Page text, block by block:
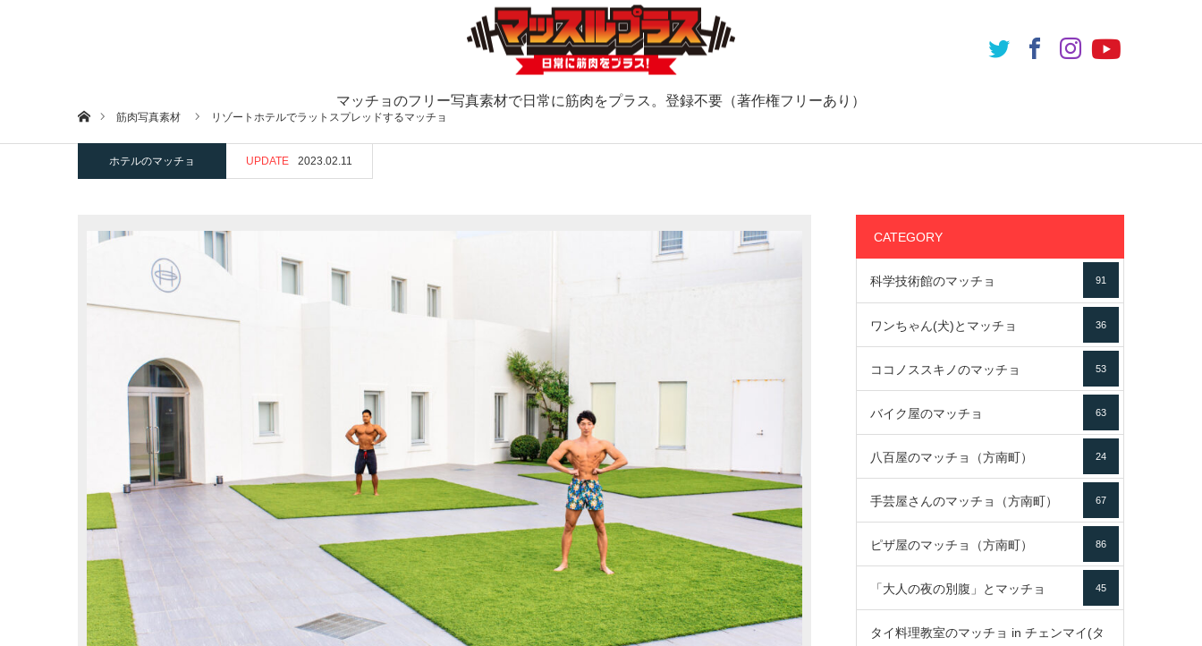
マッチョのフリー写真素材で日常に筋肉をプラス。登録不要（著作権フリーあり）
ホーム筋肉写真素材 リゾートホテルでラットスプレッドするマッチョ
ホテルのマッチョ UPDATE 2023.02.11
CATEGORY
科学技術館のマッチョ 91
ワンちゃん(犬)とマッチョ 36
ココノススキノのマッチョ 53
バイク屋のマッチョ 63
八百屋のマッチョ（方南町） 24
手芸屋さんのマッチョ（方南町） 67
ピザ屋のマッチョ（方南町） 86
「大人の夜の別腹」とマッチョ 45
タイ料理教室のマッチョ in チェンマイ(タ